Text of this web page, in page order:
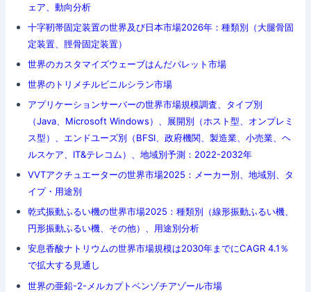
ェア、動向分析
十字靭帯固定装置の世界及び日本市場2026年：種類別（大腿骨固
定装置、脛骨固定装置）
世界のカスタマイズウェーブはんだパレット市場
世界のトリメチルビニルシラン市場
アプリケーションサーバーの世界市場規模調査、タイプ別
（Java、Microsoft Windows）、展開別（ホスト型、オンプレミ
ス型）、エンドユーズ別（BFSI、政府機関、製造業、小売業、ヘ
ルスケア、IT&テレコム）、地域別予測：2022-2032年
VVTアクチュエーターの世界市場2025：メーカー別、地域別、タ
イプ・用途別
乾式振動ふるい機の世界市場2025：種類別（線形振動ふるい機、
円形振動ふるい機、その他）、用途別分析
安息香酸ナトリウムの世界市場規模は2030年までにCAGR 4.1％
で拡大する見通し
世界の亜鉛-2-メルカプトベンゾチアゾール市場